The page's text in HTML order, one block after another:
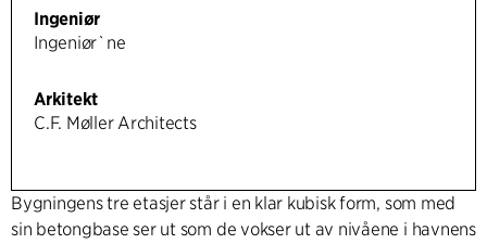
Ingeniør
Ingeniør`ne
Arkitekt
C.F. Møller Architects
Bygningens tre etasjer står i en klar kubisk form, som med
sin betongbase ser ut som de vokser ut av nivåene i havnens